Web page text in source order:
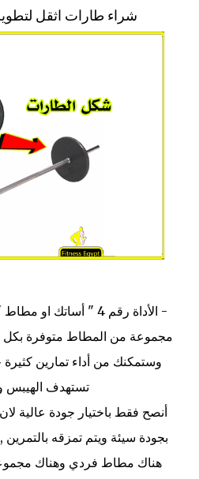
شراء طارات اثقل
- الأداة رقم 4 " أساتك او مطاط " (Resistance band)
مجموعة من المطاط متوفرة بكل
وستمكنك من أداء تمارين كثيرة
تستهدف الهيبس
أنصح فقط باختيار جودة عالية
بجودة سيئة ويتم تمزقه بالتمرين
هناك مطاط فردي وهناك